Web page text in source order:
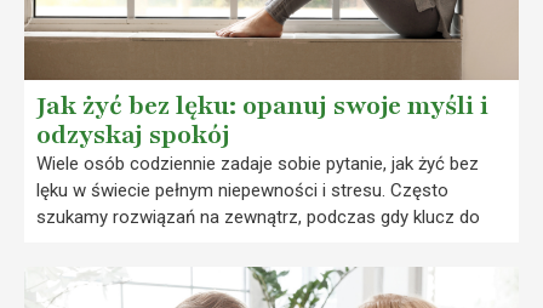
Jak żyć bez lęku: opanuj swoje myśli i
odzyskaj spokój
Wiele osób codziennie zadaje sobie pytanie, jak żyć bez
lęku w świecie pełnym niepewności i stresu. Często
szukamy rozwiązań na zewnątrz, podczas gdy klucz do